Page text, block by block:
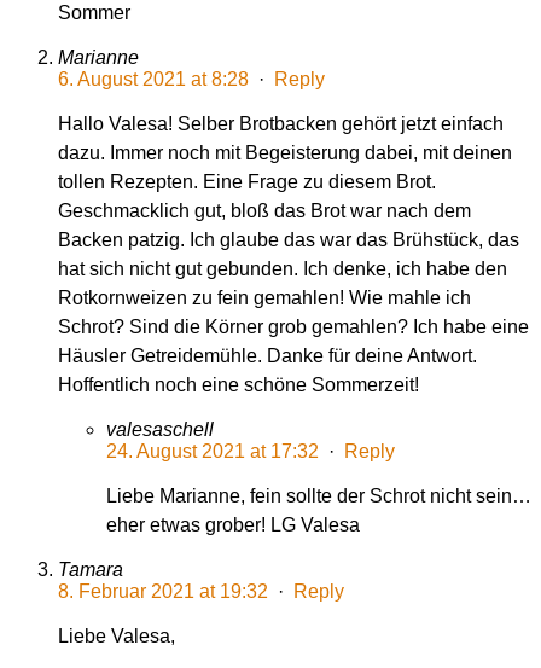
Sommer
Marianne
6. August 2021 at 8:28 · Reply
Hallo Valesa! Selber Brotbacken gehört jetzt einfach
dazu. Immer noch mit Begeisterung dabei, mit deinen
tollen Rezepten. Eine Frage zu diesem Brot.
Geschmacklich gut, bloß das Brot war nach dem
Backen patzig. Ich glaube das war das Brühstück, das
hat sich nicht gut gebunden. Ich denke, ich habe den
Rotkornweizen zu fein gemahlen! Wie mahle ich
Schrot? Sind die Körner grob gemahlen? Ich habe eine
Häusler Getreidemühle. Danke für deine Antwort.
Hoffentlich noch eine schöne Sommerzeit!
valesaschell
24. August 2021 at 17:32 · Reply
Liebe Marianne, fein sollte der Schrot nicht sein…
eher etwas grober! LG Valesa
Tamara
8. Februar 2021 at 19:32 · Reply
Liebe Valesa,